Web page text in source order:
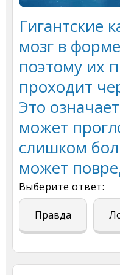
Гигантские
мозг в
поэтому их
проходит
Это
может
слишком
может
Выберите ответ:
Правда